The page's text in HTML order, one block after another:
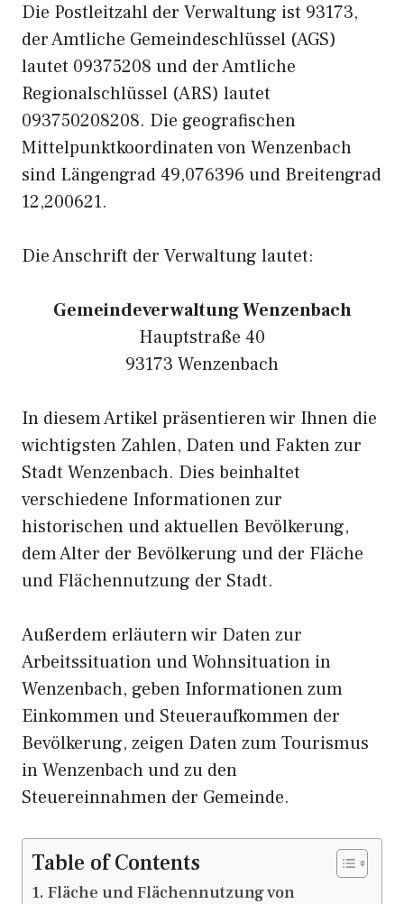
Die Postleitzahl der Verwaltung ist 93173,
der Amtliche Gemeindeschlüssel (AGS)
lautet 09375208 und der Amtliche
Regionalschlüssel (ARS) lautet
093750208208. Die geografischen
Mittelpunktkoordinaten von Wenzenbach
sind Längengrad 49,076396 und Breitengrad
12,200621.
Die Anschrift der Verwaltung lautet:
Gemeindeverwaltung Wenzenbach
Hauptstraße 40
93173 Wenzenbach
In diesem Artikel präsentieren wir Ihnen die
wichtigsten Zahlen, Daten und Fakten zur
Stadt Wenzenbach. Dies beinhaltet
verschiedene Informationen zur
historischen und aktuellen Bevölkerung,
dem Alter der Bevölkerung und der Fläche
und Flächennutzung der Stadt.
Außerdem erläutern wir Daten zur
Arbeitssituation und Wohnsituation in
Wenzenbach, geben Informationen zum
Einkommen und Steueraufkommen der
Bevölkerung, zeigen Daten zum Tourismus
in Wenzenbach und zu den
Steuereinnahmen der Gemeinde.
Table of Contents
Fläche und Flächennutzung von